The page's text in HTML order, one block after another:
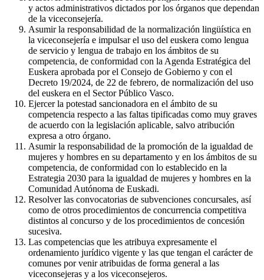
y actos administrativos dictados por los órganos que dependan
de la viceconsejería.
Asumir la responsabilidad de la normalización lingüística en
la viceconsejería e impulsar el uso del euskera como lengua
de servicio y lengua de trabajo en los ámbitos de su
competencia, de conformidad con la Agenda Estratégica del
Euskera aprobada por el Consejo de Gobierno y con el
Decreto 19/2024, de 22 de febrero, de normalización del uso
del euskera en el Sector Público Vasco.
Ejercer la potestad sancionadora en el ámbito de su
competencia respecto a las faltas tipificadas como muy graves
de acuerdo con la legislación aplicable, salvo atribución
expresa a otro órgano.
Asumir la responsabilidad de la promoción de la igualdad de
mujeres y hombres en su departamento y en los ámbitos de su
competencia, de conformidad con lo establecido en la
Estrategia 2030 para la igualdad de mujeres y hombres en la
Comunidad Autónoma de Euskadi.
Resolver las convocatorias de subvenciones concursales, así
como de otros procedimientos de concurrencia competitiva
distintos al concurso y de los procedimientos de concesión
sucesiva.
Las competencias que les atribuya expresamente el
ordenamiento jurídico vigente y las que tengan el carácter de
comunes por venir atribuidas de forma general a las
viceconsejeras y a los viceconsejeros.